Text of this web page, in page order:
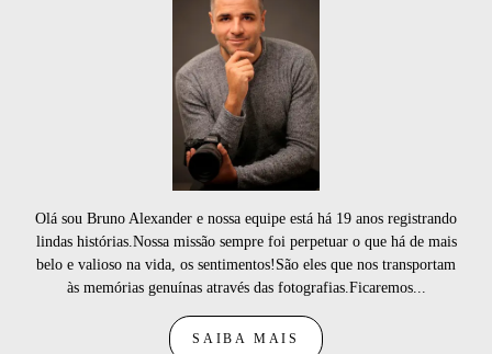
Olá sou Bruno Alexander e nossa equipe está há 19 anos registrando
lindas histórias.Nossa missão sempre foi perpetuar o que há de mais
belo e valioso na vida, os sentimentos!São eles que nos transportam
às memórias genuínas através das fotografias.Ficaremos...
SAIBA MAIS